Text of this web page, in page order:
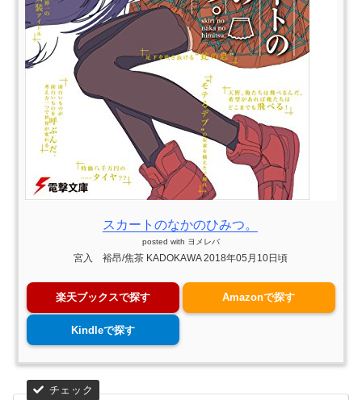
スカートのなかのひみつ。
posted with ヨメレバ
宮入 裕昂/焦茶 KADOKAWA 2018年05月10日頃
楽天ブックスで探す Amazonで探す
Kindleで探す